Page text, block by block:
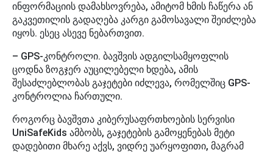
ინფორმაციის დამახსოვრება, ამიტომ ხმის ჩაწერა ან
გაკვეთილის გადაღება კარგი გამოსავალი შეიძლება
იყოს. ესეც ასევე ნებართვით.
– GPS-კონტროლი. ბავშვის ადგილსამყოფლის
ცოდნა ზოგჯერ აუცილებელი ხდება, ამის
შესაძლებლობას გაჯეტები იძლევა, რომელშიც GPS-
კონტროლია ჩართული.
როგორც ბავშვთა კიბერუსაფრთხოების სერვისი
UniSafeKids ამბობს, გაჯეტების გამოყენებას მეტი
დადებითი მხარე აქვს, ვიდრე უარყოფითი, მაგრამ